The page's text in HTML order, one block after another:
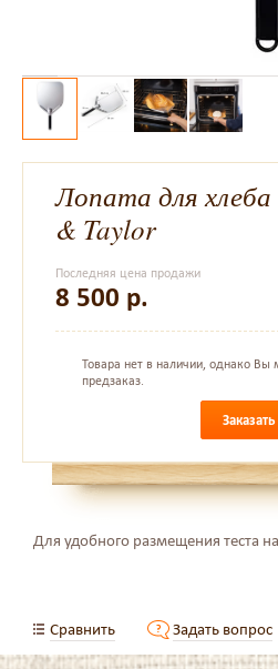
Лопата для
& Taylor
Последняя цена продажи
8 500 р.
Товара нет в наличии, однако Вы
предзаказ.
Заказать
Для удобного размещения теста
Сравнить Задать вопрос